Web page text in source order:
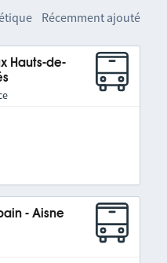
Récemment ajouté
Hauts-de-
- Aisne